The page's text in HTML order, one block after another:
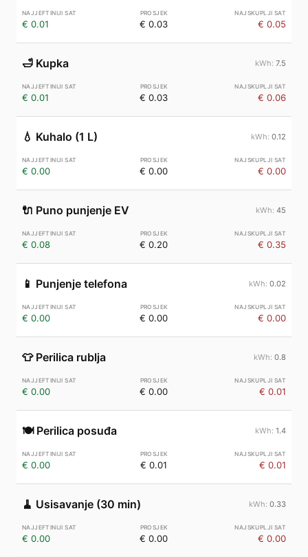
€ 0.01 € 0.03 € 0.05
🛁 Kupka 7.5
€ 0.01 € 0.03 € 0.06
💧 Kuhalo (1 L) 0.12
€ 0.00 € 0.00 € 0.00
🔌 Puno punjenje EV 45
€ 0.08 € 0.20 € 0.35
📱 Punjenje telefona 0.02
€ 0.00 € 0.00 € 0.00
👕 Perilica rublja 0.8
€ 0.00 € 0.00 € 0.01
🍽️ Perilica posuđa 1.4
€ 0.00 € 0.01 € 0.01
🧹 Usisavanje (30 min) 0.33
€ 0.00 € 0.00 € 0.00